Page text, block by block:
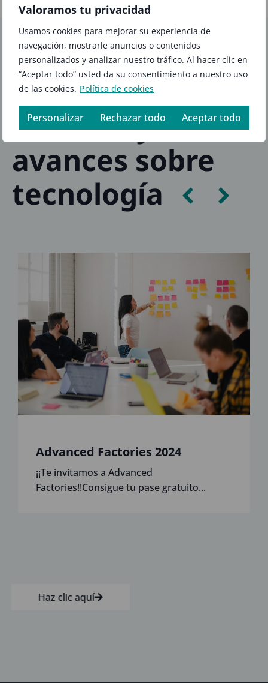
Valoramos tu privacidad
Usamos cookies para mejorar su experiencia de
navegación, mostrarle anuncios o contenidos
personalizados y analizar nuestro tráfico. Al hacer clic en
“Aceptar todo” usted da su consentimiento a nuestro uso
de las cookies. Política de cookies
Personalizar Rechazar todo Aceptar todo
No es sólo un blog
Noticias y
avances sobre
tecnología
Advanced Factories 2024
¡¡Te invitamos a Advanced
Factories!!Consigue tu pase gratuito...
Haz clic aquí